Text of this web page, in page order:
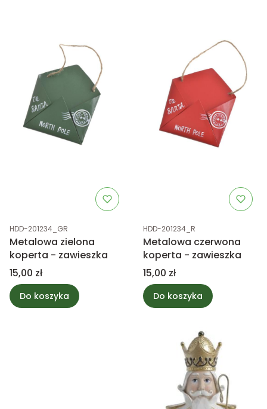
Kod produktu
HDD-201234_GR
Metalowa zielona
koperta - zawieszka
Cena
15,00 zł
Do koszyka
Kod produktu
HDD-201234_R
Metalowa czerwona
koperta - zawieszka
Cena
15,00 zł
Do koszyka